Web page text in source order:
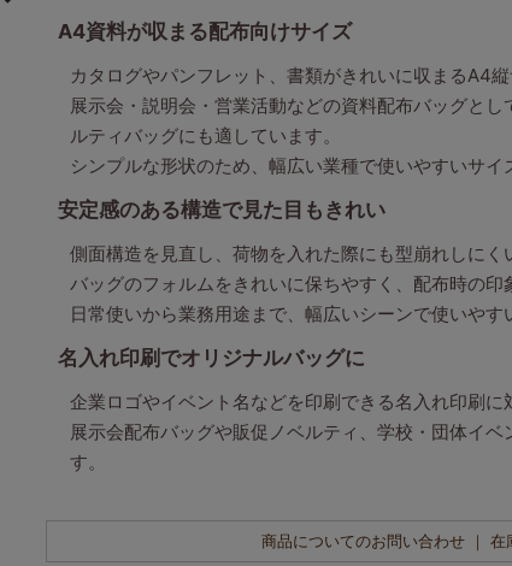
名入れ大ロット】不
ベーシックトー
ふつう《75g》
サイズ｜ 100枚
1000枚以上専
ト 9,130税込
A4資料が収まる配布向けサイズ
カタログやパンフレット、書類がきれいに収まるA4縦
展示会・説明会・営業活動などの資料配布バッグと
ルティバッグにも適しています。
シンプルな形状のため、幅広い業種で使いやすいサイ
安定感のある構造で見た目もきれい
側面構造を見直し、荷物を入れた際にも型崩れしにく
バッグのフォルムをきれいに保ちやすく、配布時の印
日常使いから業務用途まで、幅広いシーンで使いやす
名入れ印刷でオリジナルバッグに
企業ロゴやイベント名などを印刷できる名入れ印刷に
展示会配布バッグや販促ノベルティ、学校・団体イ
す。
商品についてのお問い合わせ ｜ 在